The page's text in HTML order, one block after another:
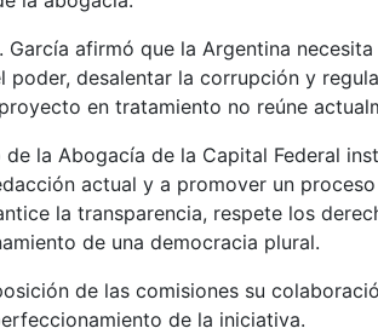
afirmó que la Argentina
poder, desalentar la corrupción y
en tratamiento no reúne
la Abogacía de la Capital Federal
actual y a promover un
la transparencia, respete los
de una democracia plural.
de las comisiones su
de la iniciativa.